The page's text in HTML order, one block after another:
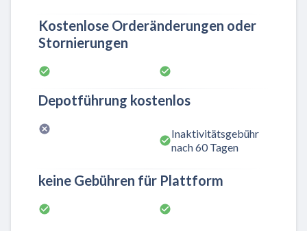
Kostenlose Orderänderungen oder
Stornierungen
Depotführung kostenlos
Inaktivitätsgebühr
nach 60 Tagen
keine Gebühren für Plattform